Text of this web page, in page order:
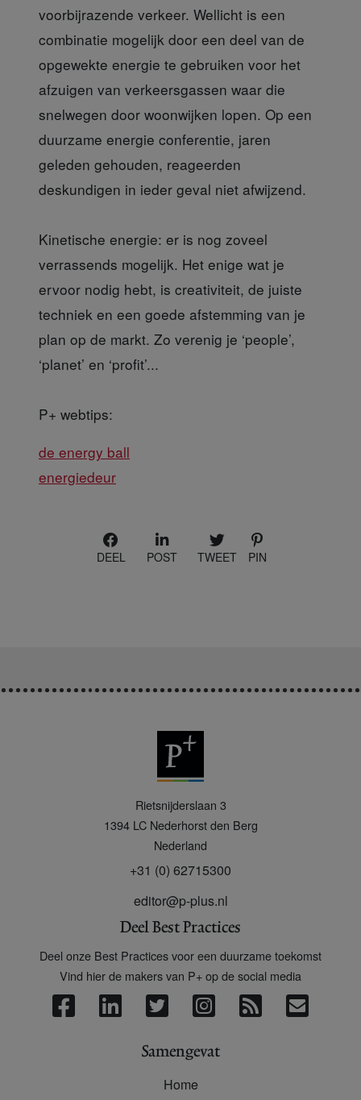
voorbijrazende verkeer. Wellicht is een
combinatie mogelijk door een deel van de
opgewekte energie te gebruiken voor het
afzuigen van verkeersgassen waar die
snelwegen door woonwijken lopen. Op een
duurzame energie conferentie, jaren
geleden gehouden, reageerden
deskundigen in ieder geval niet afwijzend.
Kinetische energie: er is nog zoveel
verrassends mogelijk. Het enige wat je
ervoor nodig hebt, is creativiteit, de juiste
techniek en een goede afstemming van je
plan op de markt. Zo verenig je ‘people’,
‘planet’ en ‘profit’...
P+ webtips:
de energy ball
energiedeur
DEEL POST TWEET PIN
Rietsnijderslaan 3
1394 LC Nederhorst den Berg
Nederland
+31 (0) 62715300
editor@p-plus.nl
Deel Best Practices
Deel onze Best Practices voor een duurzame toekomst
Vind hier de makers van P+ op de social media
Samengevat
Home